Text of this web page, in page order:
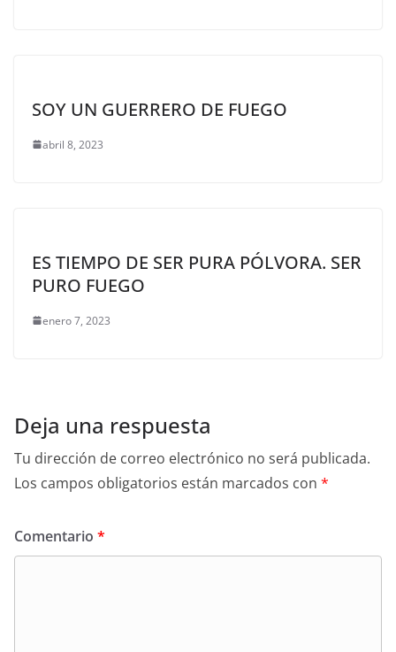
SOY UN GUERRERO DE FUEGO
abril 8, 2023
ES TIEMPO DE SER PURA PÓLVORA. SER
PURO FUEGO
enero 7, 2023
Deja una respuesta
Tu dirección de correo electrónico no será publicada.
Los campos obligatorios están marcados con *
Comentario *